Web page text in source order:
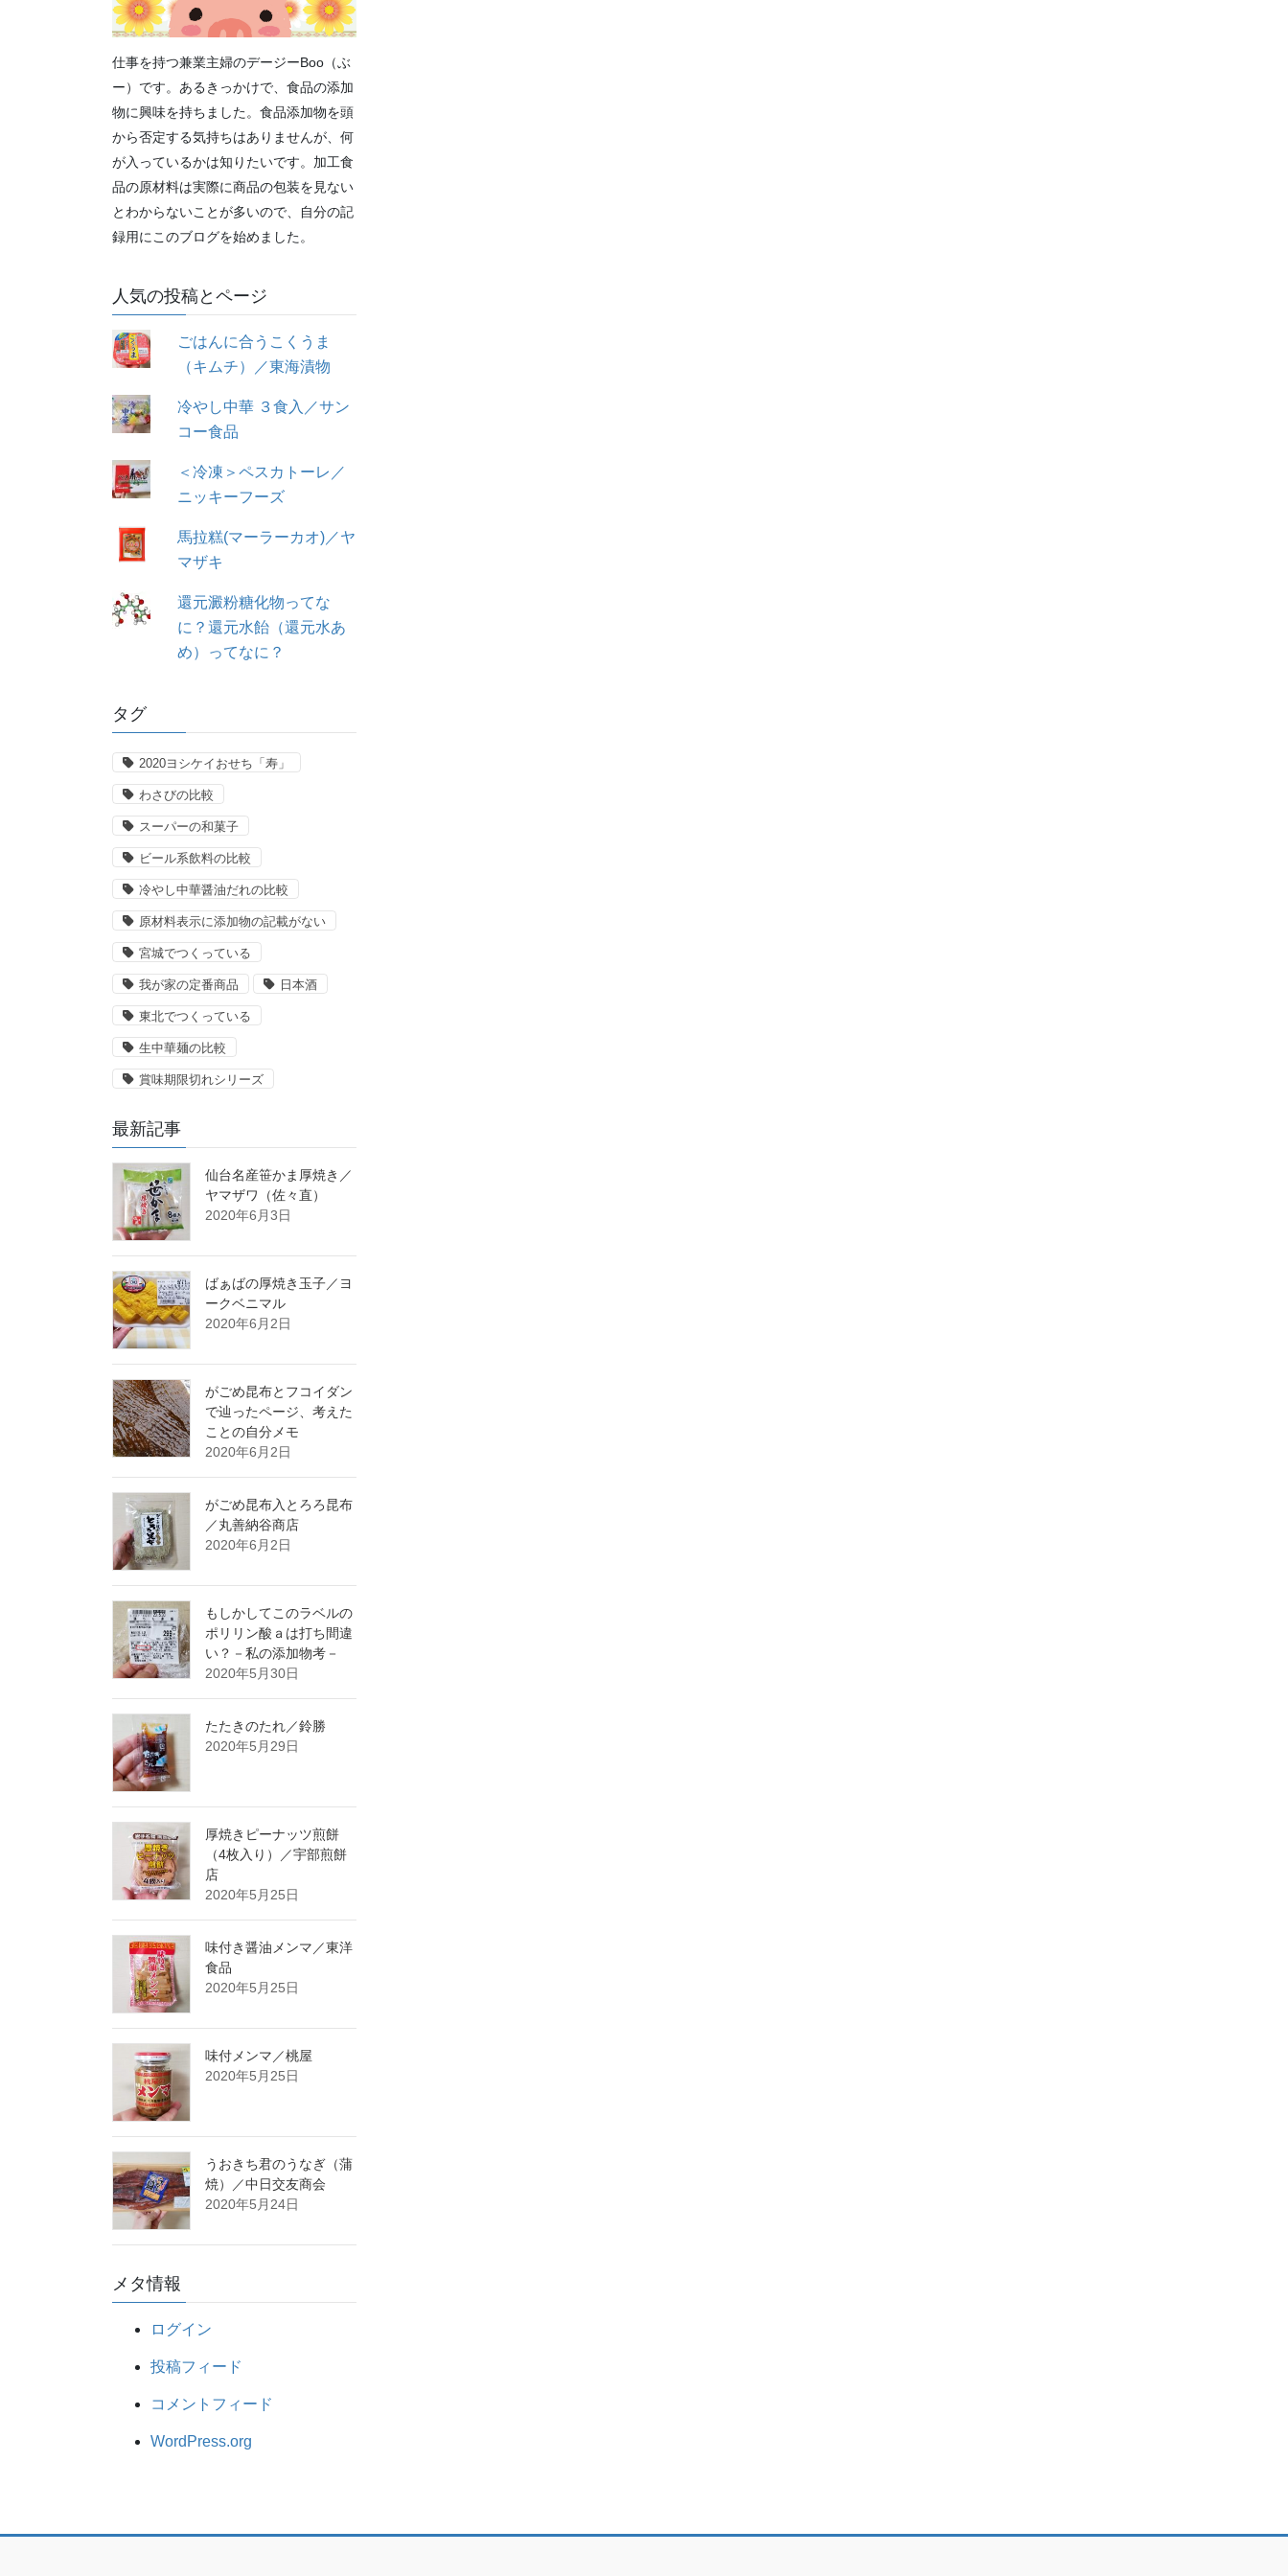
仕事を持つ兼業主婦のデージーBoo（ぶ
ー）です。あるきっかけで、食品の添加
物に興味を持ちました。食品添加物を頭
から否定する気持ちはありませんが、何
が入っているかは知りたいです。加工食
品の原材料は実際に商品の包装を見ない
とわからないことが多いので、自分の記
録用にこのブログを始めました。
人気の投稿とページ
ごはんに合うこくうま
（キムチ）／東海漬物
冷やし中華 ３食入／サン
コー食品
＜冷凍＞ペスカトーレ／
ニッキーフーズ
馬拉糕(マーラーカオ)／ヤ
マザキ
還元澱粉糖化物ってな
に？還元水飴（還元水あ
め）ってなに？
タグ
2020ヨシケイおせち「寿」
わさびの比較
スーパーの和菓子
ビール系飲料の比較
冷やし中華醤油だれの比較
原材料表示に添加物の記載がない
宮城でつくっている
我が家の定番商品 日本酒
東北でつくっている
生中華麺の比較
賞味期限切れシリーズ
最新記事
仙台名産笹かま厚焼き／
ヤマザワ（佐々直）
2020年6月3日
ばぁばの厚焼き玉子／ヨ
ークベニマル
2020年6月2日
がごめ昆布とフコイダン
で辿ったページ、考えた
ことの自分メモ
2020年6月2日
がごめ昆布入とろろ昆布
／丸善納谷商店
2020年6月2日
もしかしてこのラベルの
ポリリン酸ａは打ち間違
い？－私の添加物考－
2020年5月30日
たたきのたれ／鈴勝
2020年5月29日
厚焼きピーナッツ煎餅
（4枚入り）／宇部煎餅
店
2020年5月25日
味付き醤油メンマ／東洋
食品
2020年5月25日
味付メンマ／桃屋
2020年5月25日
うおきち君のうなぎ（蒲
焼）／中日交友商会
2020年5月24日
メタ情報
ログイン
投稿フィード
コメントフィード
WordPress.org